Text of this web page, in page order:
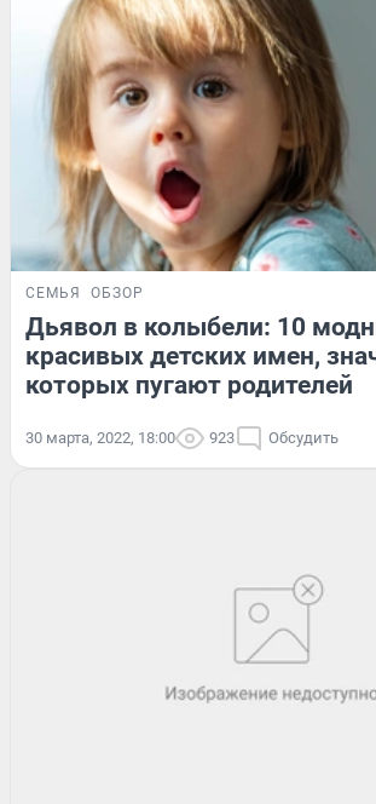
СЕМЬЯ ОБЗОР
Дьявол в колыбели: 10
красивых детских имен,
которых пугают родителей
30 марта, 2022, 18:00 923 Обсудить